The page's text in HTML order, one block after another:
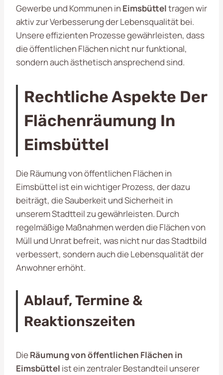
Gewerbe und Kommunen in Eimsbütteltragen wir
aktiv zur Verbesserung der Lebensqualität bei.
Unsere effizienten Prozesse gewährleisten, dass
die öffentlichen Flächen nicht nur funktional,
sondern auch ästhetisch ansprechend sind.
Rechtliche Aspekte Der
Flächenräumung In
Eimsbüttel
Die Räumung von öffentlichen Flächen in
Eimsbüttel ist ein wichtiger Prozess, der dazu
beiträgt, die Sauberkeit und Sicherheit in
unserem Stadtteil zu gewährleisten. Durch
regelmäßige Maßnahmen werden die Flächen von
Müll und Unrat befreit, was nicht nur das Stadtbild
verbessert, sondern auch die Lebensqualität der
Anwohner erhöht.
Ablauf, Termine &
Reaktionszeiten
DieRäumung von öffentlichen Flächen in
Eimsbüttel ist ein zentraler Bestandteil unserer